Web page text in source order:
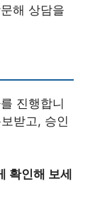
해 상담을
진행합니
받고, 승인
확인해 보세